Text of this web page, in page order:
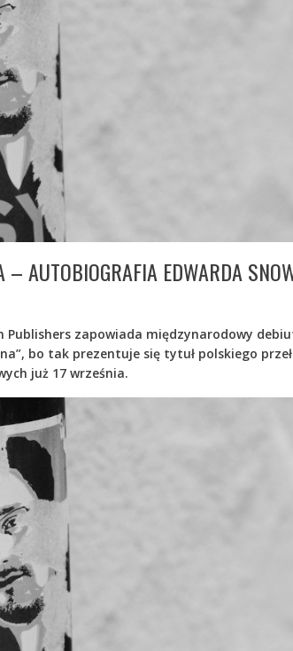
– AUTOBIOGRAFIA EDWARDA
Publishers zapowiada międzynarodowy
bo tak prezentuje się tytuł polskiego
już 17 września.